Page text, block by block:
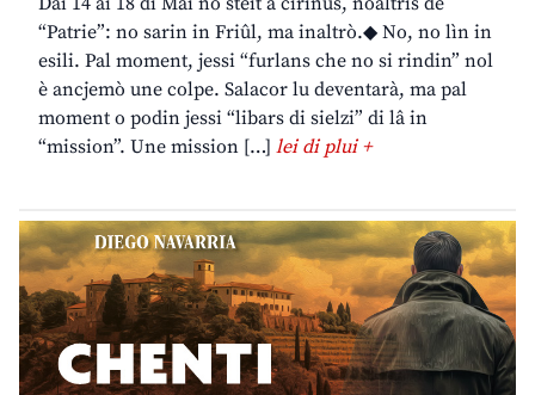
“Patrie”: no sarin in Friûl, ma inaltrò.◆ No, no lìn in
esili. Pal moment, jessi “furlans che no si rindin” nol
è ancjemò une colpe. Salacor lu deventarà, ma pal
moment o podin jessi “libars di sielzi” di lâ in
“mission”. Une mission […] lei di plui +